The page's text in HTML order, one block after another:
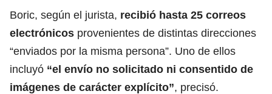
Boric, según el jurista, recibió hasta 25 correos
electrónicos provenientes de distintas direcciones
“enviados por la misma persona”. Uno de ellos
incluyó “el envío no solicitado ni consentido de
imágenes de carácter explícito”, precisó.